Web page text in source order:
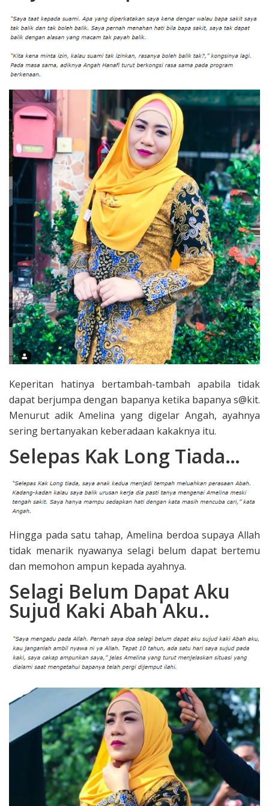
Keperitan hatinya bertambah-tambah apabila tidak
dapat berjumpa dengan bapanya ketika bapanya s@kit.
Menurut adik Amelina yang digelar Angah, ayahnya
sering bertanyakan keberadaan kakaknya itu.
Selepas Kak Long Tiada…
Hingga pada satu tahap, Amelina berdoa supaya Allah
tidak menarik nyawanya selagi belum dapat bertemu
dan memohon ampun kepada ayahnya.
Selagi Belum Dapat Aku
Sujud Kaki Abah Aku..